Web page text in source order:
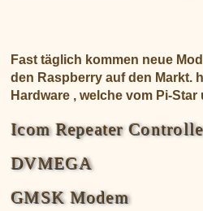
YSFReflectors
Xreflector
IPSC2 Hotspot
deutsche Räume im Wires-X
Fast täglich kommen neue
den Raspberry auf den Markt.
Hardware , welche vom Pi-
Icom Repeater
DVMEGA
GMSK Modem